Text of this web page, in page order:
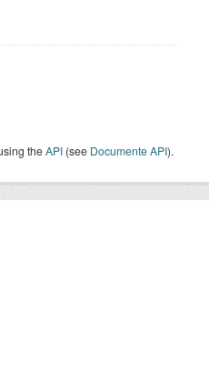
theAPI (see Documente API).